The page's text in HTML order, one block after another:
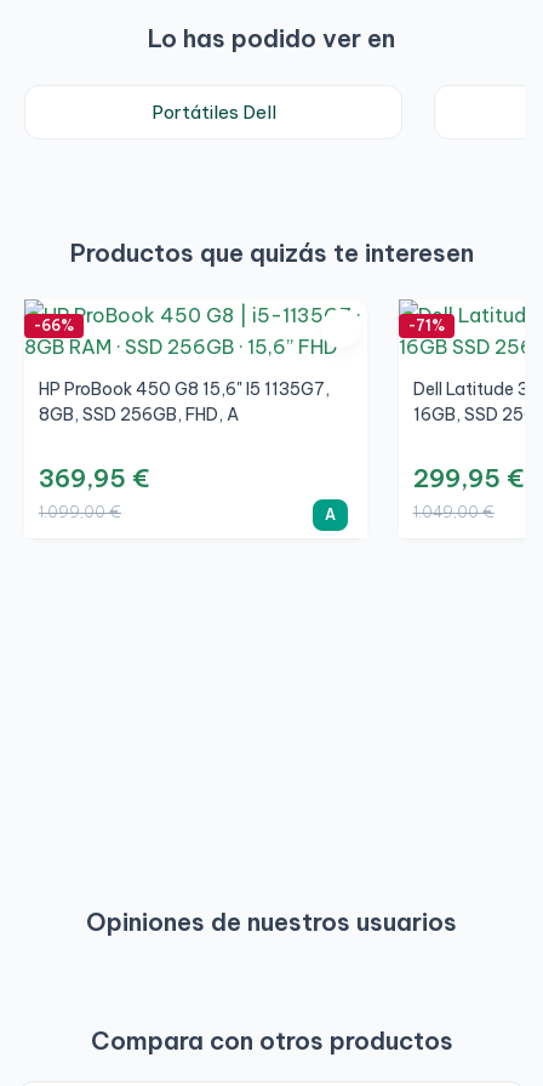
Lo has podido ver en
Portátiles Dell
Productos que quizás te interesen
-66%
HP ProBook 450 G8 15,6" I5 1135G7,
8GB, SSD 256GB, FHD, A
369,95 €
1.099,00 € A
-71%
Dell Latitude
16GB, SSD
299,95 €
1.049,00 €
Opiniones de nuestros usuarios
Compara con otros productos